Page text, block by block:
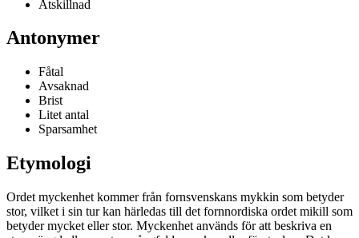
Åtskillnad
Antonymer
Fåtal
Avsaknad
Brist
Litet antal
Sparsamhet
Etymologi
Ordet myckenhet kommer från fornsvenskans mykkin som betyder
stor, vilket i sin tur kan härledas till det fornnordiska ordet mikill som
betyder mycket eller stor. Myckenhet används för att beskriva en